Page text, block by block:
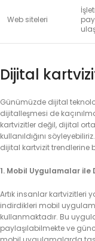
Web siteleri
Dijital
Günümüzde dijital
dijitalleşmesi de
kartvizitler değil, dijital
kullanıldığını
dijital kartvizit trendlerine
1. Mobil Uygulamalar
Artık insanlar kartvizitleri
indirdikleri mobil
kullanmaktadır. Bu
paylaşılabilmekte ve